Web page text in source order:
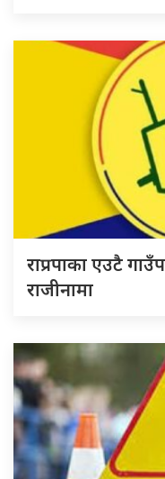
राप्रपाका एउटै
राजीनामा